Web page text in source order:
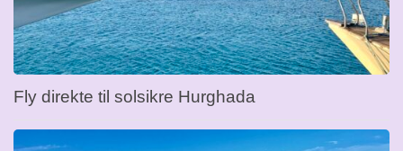
Fly direkte til solsikre Hurghada